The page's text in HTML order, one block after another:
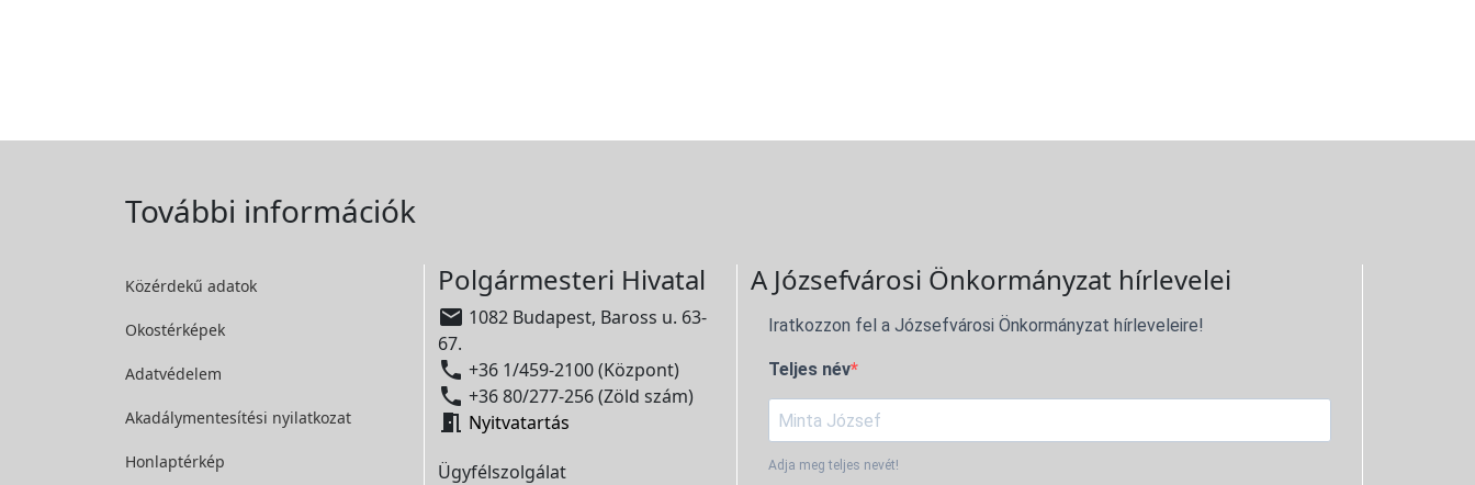
További információk
Közérdekű adatok
Okostérképek
Adatvédelem
Akadálymentesítési nyilatkozat
Honlaptérkép
Polgármesteri Hivatal
 1082 Budapest, Baross u. 63-
67.
 +36 1/459-2100 (Központ)
 +36 80/277-256 (Zöld szám)
 Nyitvatartás
Ügyfélszolgálat
A Józsefvárosi Önkormányzat hírlevelei
Iratkozzon fel a Józsefvárosi Önkormányzat hírleveleire!
Teljes név
Adja meg teljes nevét!